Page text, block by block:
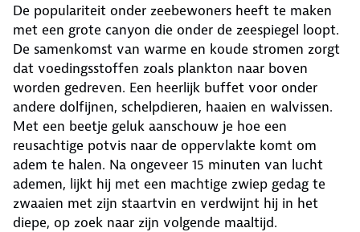
De populariteit onder zeebewoners heeft te maken
met een grote canyon die onder de zeespiegel loopt.
De samenkomst van warme en koude stromen zorgt
dat voedingsstoffen zoals plankton naar boven
worden gedreven. Een heerlijk buffet voor onder
andere dolfijnen, schelpdieren, haaien en walvissen.
Met een beetje geluk aanschouw je hoe een
reusachtige potvis naar de oppervlakte komt om
adem te halen. Na ongeveer 15 minuten van lucht
ademen, lijkt hij met een machtige zwiep gedag te
zwaaien met zijn staartvin en verdwijnt hij in het
diepe, op zoek naar zijn volgende maaltijd.